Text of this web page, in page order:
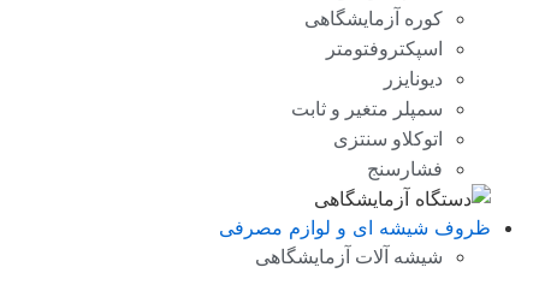
کوره آزمایشگاهی
اسپکتروفتومتر
دیونایزر
سمپلر متغیر و ثابت
اتوکلاو سنتزی
فشارسنج
ظروف شیشه ای و لوازم مصرفی
شیشه آلات آزمایشگاهی